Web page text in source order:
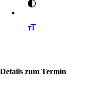
Details zum Termin